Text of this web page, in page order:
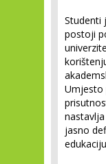
Studenti
postoji
Umjesto
jasno